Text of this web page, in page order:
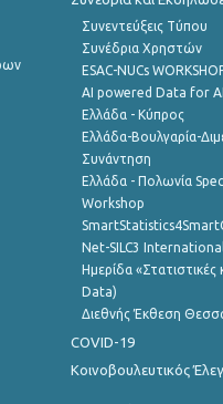
Συνεντεύξεις Τύπου
Συνέδρια Χρηστών
ESAC-NUCs
AI powered Data for
Ελλάδα - Κύπρος
Ελλάδα-Βουλγαρία-
Συνάντηση
Ελλάδα - Πολωνία
Workshop
Net-SILC3
Ημερίδα
Data)
Διεθνής Έκθεση
COVID-19
Κοινοβουλευτικός